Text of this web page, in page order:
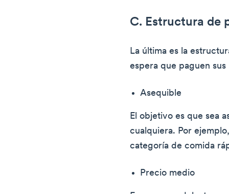
C. Estructura de
La última es la
espera que paguen sus
Asequible
El objetivo es que sea
cualquiera. Por
categoría de comida
Precio medio